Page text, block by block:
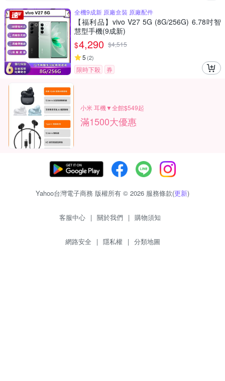
全機9成新 原廠盒裝 原廠配件
【福利品】vivo V27 5G (8G/256G) 6.78吋智
慧型手機(9成新)
$4,290 $4,515
5 (2)
限時下殺 券
小米 耳機▼全館$549起
滿1500大優惠
Yahoo台灣電子商務 版權所有 © 2026 服務條款(更新)
客服中心 | 關於我們 | 購物須知
網路安全 | 隱私權 | 分類地圖